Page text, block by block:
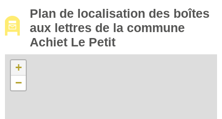
Plan de localisation des boîtes
aux lettres de la commune
Achiet Le Petit
+
−